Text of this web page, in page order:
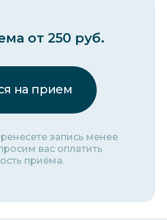
от 250 руб.
на прием
запись менее
вас оплатить
приёма.